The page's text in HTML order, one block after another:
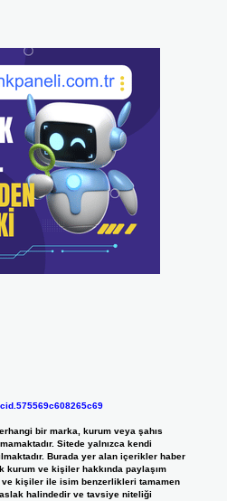
bir marka, kurum veya şahıs
Sitede yalnızca kendi
Burada yer alan içerikler haber
kurum ve kişiler hakkında paylaşım
ve kişiler ile isim benzerlikleri tamamen
halindedir ve tavsiye niteliği